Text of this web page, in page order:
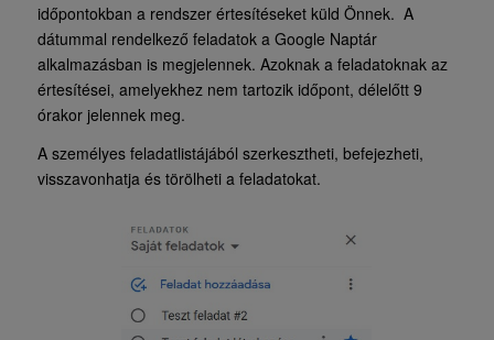
időpontokban a rendszer értesítéseket küld Önnek. A
dátummal rendelkező feladatok a Google Naptár
alkalmazásban is megjelennek. Azoknak a feladatoknak az
értesítései, amelyekhez nem tartozik időpont, délelőtt 9
órakor jelennek meg.
A személyes feladatlistájából szerkesztheti, befejezheti,
visszavonhatja és törölheti a feladatokat.